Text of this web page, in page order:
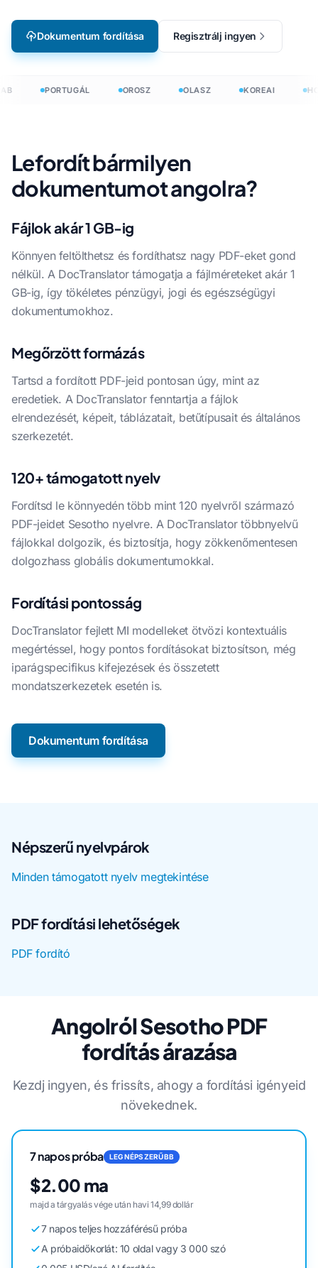
Dokumentum fordítása Regisztrálj ingyen
PORTUGÁL OROSZ OLASZ KOREAI
Lefordít bármilyen
dokumentumot angolra?
Fájlok akár 1 GB-ig
Könnyen feltölthetsz és fordíthatsz nagy PDF-eket gond
nélkül. A DocTranslator támogatja a fájlméreteket akár 1
GB-ig, így tökéletes pénzügyi, jogi és egészségügyi
dokumentumokhoz.
Megőrzött formázás
Tartsd a fordított PDF-jeid pontosan úgy, mint az
eredetiek. A DocTranslator fenntartja a fájlok
elrendezését, képeit, táblázatait, betűtípusait és általános
szerkezetét.
120+ támogatott nyelv
Fordítsd le könnyedén több mint 120 nyelvről származó
PDF-jeidet Sesotho nyelvre. A DocTranslator többnyelvű
fájlokkal dolgozik, és biztosítja, hogy zökkenőmentesen
dolgozhass globális dokumentumokkal.
Fordítási pontosság
DocTranslator fejlett MI modelleket ötvözi kontextuális
megértéssel, hogy pontos fordításokat biztosítson, még
iparágspecifikus kifejezések és összetett
mondatszerkezetek esetén is.
Dokumentum fordítása
Népszerű nyelvpárok
Minden támogatott nyelv megtekintése
PDF fordítási lehetőségek
PDF fordító
Angolról Sesotho PDF
fordítás árazása
Kezdj ingyen, és frissíts, ahogy a fordítási igényeid
növekednek.
7 napos próba LEGNÉPSZERŰBB
$2.00 ma
majd a tárgyalás vége után havi 14,99 dollár
7 napos teljes hozzáférésű próba
A próbaidőkorlát: 10 oldal vagy 3 000 szó